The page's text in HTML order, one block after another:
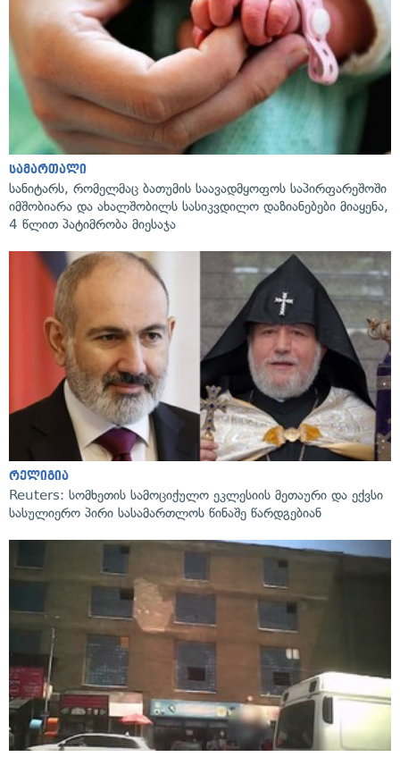
სამართალი
სანიტარს, რომელმაც ბათუმის საავადმყოფოს საპირფარეშოში
იმშობიარა და ახალშობილს სასიკვდილო დაზიანებები მიაყენა,
4 წლით პატიმრობა მიესაჯა
რელიგია
Reuters: სომხეთის სამოციქულო ეკლესიის მეთაური და ექვსი
სასულიერო პირი სასამართლოს წინაშე წარდგებიან